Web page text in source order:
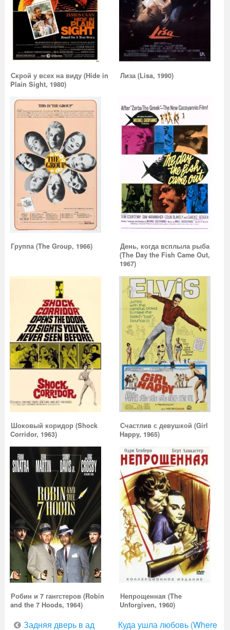
Скрой у всех на виду (Hide in
Plain Sight, 1980)
Лиза (Lisa, 1990)
Группа (The Group, 1966)
День, когда всплыла рыба
(The Day the Fish Came Out,
1967)
Шоковый коридор (Shock
Corridor, 1963)
Счастлив с девушкой (Girl
Happy, 1965)
Робин и 7 гангстеров (Robin
and the 7 Hoods, 1964)
Непрощенная (The
Unforgiven, 1960)
Навигация
Задняя дверь в ад Куда ушла любовь (Where